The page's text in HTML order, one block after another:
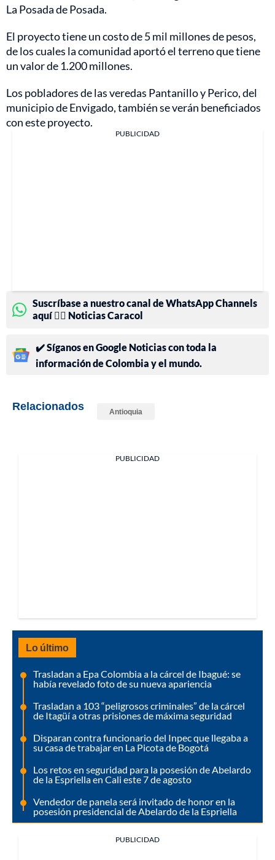
La Posada de Posada.
El proyecto tiene un costo de 5 mil millones de pesos,
de los cuales la comunidad aportó el terreno que tiene
un valor de 1.200 millones.
Los pobladores de las veredas Pantanillo y Perico, del
municipio de Envigado, también se verán beneficiados
con este proyecto.
PUBLICIDAD
Suscríbase a nuestro canal de WhatsApp Channels
aquí 👉🏻 Noticias Caracol
✔️ Síganos en Google Noticias con toda la
información de Colombia y el mundo.
Relacionados Antioquia
PUBLICIDAD
Lo último
Trasladan a Epa Colombia a la cárcel de Ibagué: se
había revelado foto de su nueva apariencia
Trasladan a 103 “peligrosos criminales” de la cárcel
de Itagüí a otras prisiones de máxima seguridad
Disparan contra funcionario del Inpec que llegaba a
su casa de trabajar en La Picota de Bogotá
Los retos en seguridad para la posesión de Abelardo
de la Espriella en Cali este 7 de agosto
Vendedor de panela será invitado de honor en la
posesión presidencial de Abelardo de la Espriella
PUBLICIDAD